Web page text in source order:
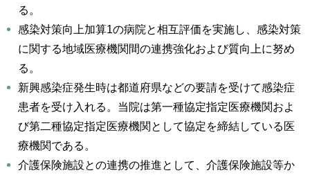
る。
感染対策向上加算1の病院と相互評価を実施し、感染対策
に関する地域医療機関間の連携強化および質向上に努め
る。
新興感染症発生時は都道府県などの要請を受けて感染症
患者を受け入れる。当院は第一種協定指定医療機関およ
び第二種協定指定医療機関として協定を締結している医
療機関である。
介護保険施設との連携の推進として、介護保険施設等か